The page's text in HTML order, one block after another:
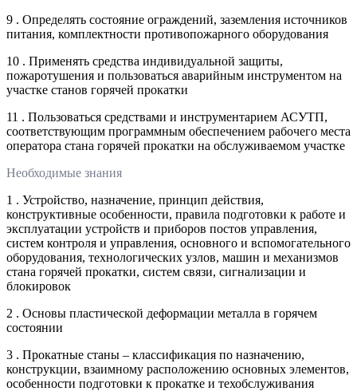
9 . Определять состояние ограждений, заземления источников
питания, комплектности противопожарного оборудования
10 . Применять средства индивидуальной защиты,
пожаротушения и пользоваться аварийным инструментом на
участке станов горячей прокатки
11 . Пользоваться средствами и инструментарием АСУТП,
соответствующим программным обеспечением рабочего места
оператора стана горячей прокатки на обслуживаемом участке
Необходимые знания
1 . Устройство, назначение, принцип действия,
конструктивные особенности, правила подготовки к работе и
эксплуатации устройств и приборов постов управления,
систем контроля и управления, основного и вспомогательного
оборудования, технологических узлов, машин и механизмов
стана горячей прокатки, систем связи, сигнализации и
блокировок
2 . Основы пластической деформации металла в горячем
состоянии
3 . Прокатные станы – классификация по назначению,
конструкции, взаимному расположению основных элементов,
особенности подготовки к прокатке и техобслуживания